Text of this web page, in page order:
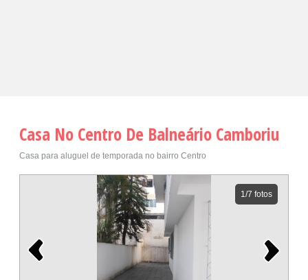
Casa No Centro De Balneário Camboriu
Casa para aluguel de temporada no bairro Centro
1/7 fotos